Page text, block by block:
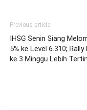
Previous article
IHSG Senin Siang
5% ke Level 6.310; Rally
ke 3 Minggu Lebih